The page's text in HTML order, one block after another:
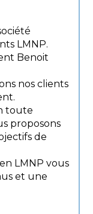
LMNP.
Benoit
nos clients
toute
proposons
de
LMNP vous
et une